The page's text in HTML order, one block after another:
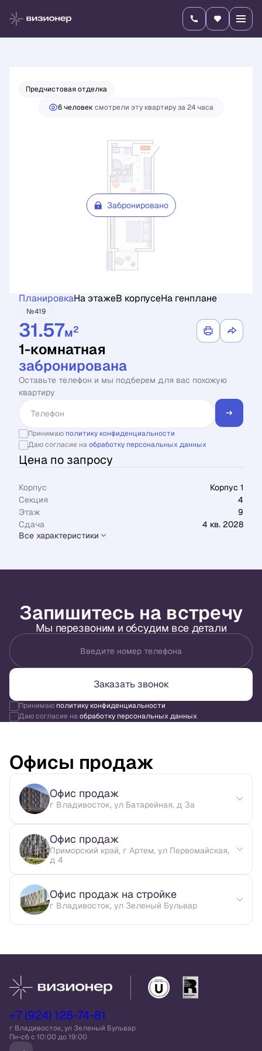
1-комнатная Цена по запросу
Предчистовая отделка
6 человексмотрели эту квартиру за 24 часа
Забронировано
ПланировкаНа этажеВ корпусеНа генплане
№419
31.57м2
1-комнатная
забронирована
Оставьте телефон и мы подберем для вас похожую
квартиру
Принимаю политику конфиденциальности
Даю согласие наобработку персональных данных
Цена по запросу
Корпус
Корпус 1
Секция
4
Этаж
9
Сдача
4 кв. 2028
Все характеристики
Запишитесь на встречу
Мы перезвоним и обсудим все детали
Введите номер телефона
Заказать звонок
Принимаю политику конфиденциальности
Даю согласие наобработку персональных данных
Офисы продаж
Офис продаж
г Владивосток, ул Батарейная, д 3а
Офис продаж
Приморский край, г Артем, ул Первомайская,
д 4
Офис продаж на стройке
г Владивосток, ул Зеленый Бульвар
+7 (924) 128-74-81
г Владивосток, ул Зеленый Бульвар
Пн-сб c 10:00 до 19:00